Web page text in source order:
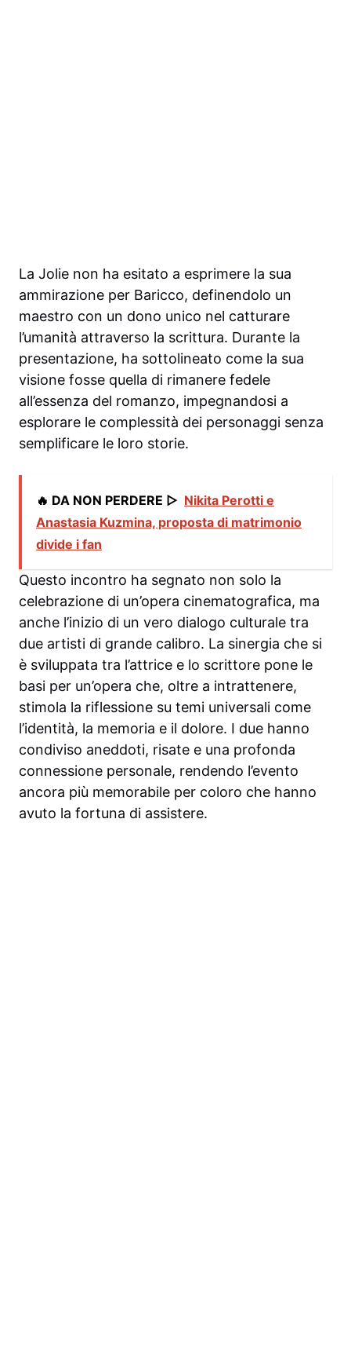
La Jolie non ha esitato a esprimere la sua
ammirazione per Baricco, definendolo un
maestro con un dono unico nel catturare
l’umanità attraverso la scrittura. Durante la
presentazione, ha sottolineato come la sua
visione fosse quella di rimanere fedele
all’essenza del romanzo, impegnandosi a
esplorare le complessità dei personaggi senza
semplificare le loro storie.
🔥 DA NON PERDERE ▷ Nikita Perotti e
Anastasia Kuzmina, proposta di matrimonio
divide i fan
Questo incontro ha segnato non solo la
celebrazione di un’opera cinematografica, ma
anche l’inizio di un vero dialogo culturale tra
due artisti di grande calibro. La sinergia che si
è sviluppata tra l’attrice e lo scrittore pone le
basi per un’opera che, oltre a intrattenere,
stimola la riflessione su temi universali come
l’identità, la memoria e il dolore. I due hanno
condiviso aneddoti, risate e una profonda
connessione personale, rendendo l’evento
ancora più memorabile per coloro che hanno
avuto la fortuna di assistere.